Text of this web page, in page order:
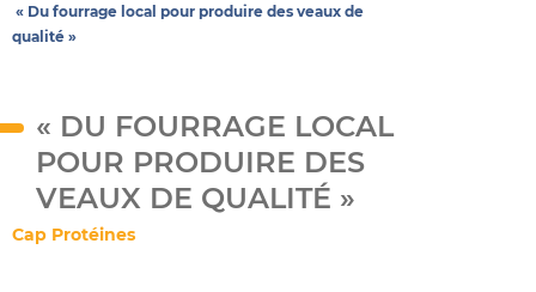
« Du fourrage local pour produire des veaux de
qualité »
« DU FOURRAGE LOCAL
POUR PRODUIRE DES
VEAUX DE QUALITÉ »
Cap Protéines